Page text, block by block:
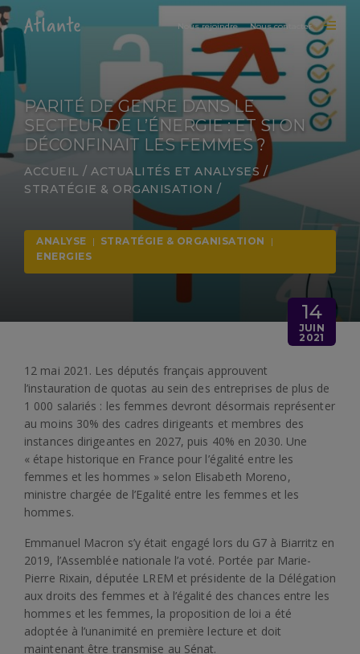
Nous rejoindre Nous contacter
PARITÉ DE GENRE DANS LE
SECTEUR DE L’ÉNERGIE : ET SI ON
DÉCONFINAIT LES FEMMES ?
ACCUEIL / ACTUALITÉS ET ANALYSES /
STRATÉGIE & ORGANISATION /
ANALYSE | STRATÉGIE & ORGANISATION
|
ENERGIES
14
JUIN
2021
12 mai 2021. Les députés français approuvent
l’instauration de quotas au sein des entreprises de plus de
1 000 salariés : les femmes devront désormais représenter
au moins 30% des cadres dirigeants et membres des
instances dirigeantes en 2027, puis 40% en 2030. Une
« étape historique en France pour l’égalité entre les
femmes et les hommes » selon Elisabeth Moreno,
ministre chargée de l’Egalité entre les femmes et les
hommes.
Emmanuel Macron s’y était engagé lors du G7 à Biarritz en
2019, l’Assemblée nationale l’a voté. Portée par Marie-
Pierre Rixain, députée LREM et présidente de la Délégation
aux droits des femmes et à l’égalité des chances entre les
hommes et les femmes, la proposition de loi a été
adoptée à l’unanimité en première lecture et doit
maintenant être transmise au Sénat.